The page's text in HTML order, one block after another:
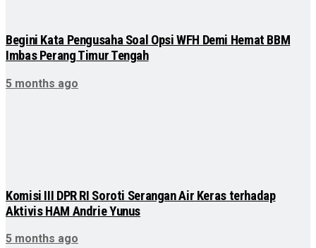
Begini Kata Pengusaha Soal Opsi WFH Demi Hemat BBM
Imbas Perang Timur Tengah
5 months ago
Komisi III DPR RI Soroti Serangan Air Keras terhadap
Aktivis HAM Andrie Yunus
5 months ago